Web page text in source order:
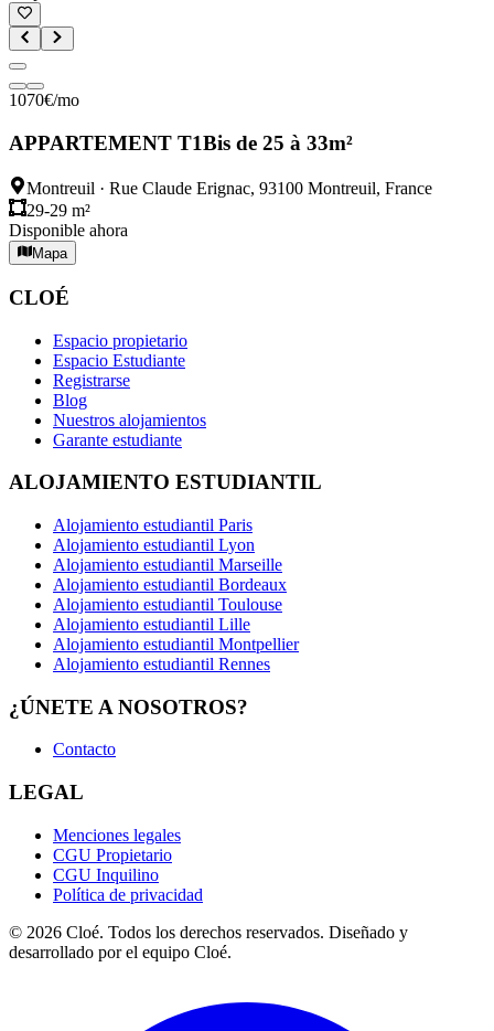
1070€/mo
APPARTEMENT T1Bis de 25 à 33m²
Montreuil · Rue Claude Erignac, 93100 Montreuil, France
29-29 m²
Disponible ahora
Mapa
CLOÉ
Espacio propietario
Espacio Estudiante
Registrarse
Blog
Nuestros alojamientos
Garante estudiante
ALOJAMIENTO ESTUDIANTIL
Alojamiento estudiantil Paris
Alojamiento estudiantil Lyon
Alojamiento estudiantil Marseille
Alojamiento estudiantil Bordeaux
Alojamiento estudiantil Toulouse
Alojamiento estudiantil Lille
Alojamiento estudiantil Montpellier
Alojamiento estudiantil Rennes
¿ÚNETE A NOSOTROS?
Contacto
LEGAL
Menciones legales
CGU Propietario
CGU Inquilino
Política de privacidad
© 2026 Cloé. Todos los derechos reservados. Diseñado y
desarrollado por el equipo Cloé.